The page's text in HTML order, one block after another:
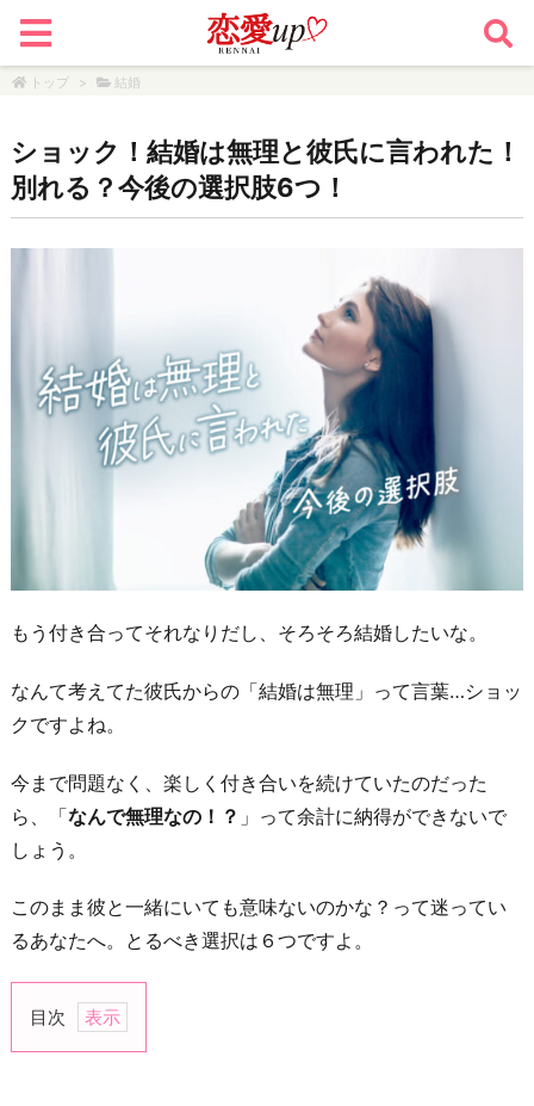
トップ > 結婚
ショック！結婚は無理と彼氏に言われた！
別れる？今後の選択肢6つ！
もう付き合ってそれなりだし、そろそろ結婚したいな。
なんて考えてた彼氏からの「結婚は無理」って言葉…ショッ
クですよね。
今まで問題なく、楽しく付き合いを続けていたのだった
ら、「なんで無理なの！？ 」って余計に納得ができないで
しょう。
このまま彼と一緒にいても意味ないのかな？って迷ってい
るあなたへ。とるべき選択は６つですよ。
目次
1.